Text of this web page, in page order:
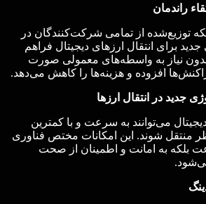
راندمان
توزیع‌شده از تمامی شرکت‌کنندگان در
برای انتقال ارزهای دیجیتال فراهم
نیاز به واسطه‌های معمولی صورت
افزوده و هزینه‌ها را کاهش می‌دهد.
جدید در انتقال ارزها
می‌توانند به سرعت و با کمترین
منتقل شوند. این امکانات مختص فناوری
بلکه به امانت و اطمینان از صحت